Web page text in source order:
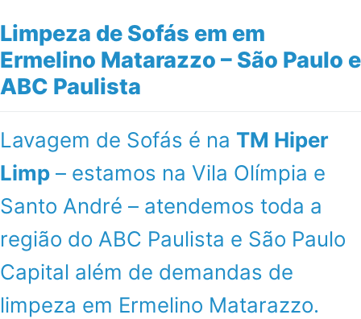
Limpeza de Sofás em em
Ermelino Matarazzo – São Paulo e
ABC Paulista
Lavagem de Sofás é na TM Hiper
Limp – estamos na Vila Olímpia e
Santo André – atendemos toda a
região do ABC Paulista e São Paulo
Capital além de demandas de
limpeza em Ermelino Matarazzo.